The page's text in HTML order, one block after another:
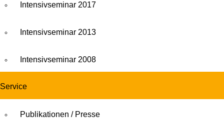
Intensivseminar 2017
Intensivseminar 2013
Intensivseminar 2008
Service
Publikationen / Presse